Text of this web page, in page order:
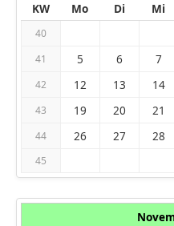
KW
Mo Di Mi
40
41 5 6 7
42 12 13 14
43 19 20 21
44 26 27 28
45